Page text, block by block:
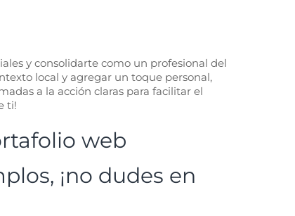
y consolidarte como un profesional del
local y agregar un toque personal,
a la acción claras para facilitar el
ti!
web
¡no dudes en